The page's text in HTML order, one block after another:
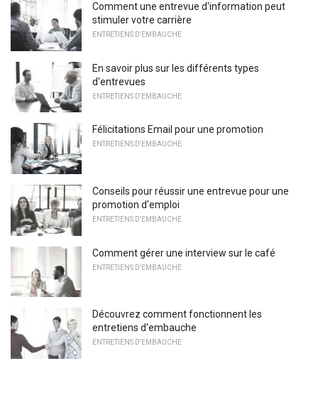
Comment une entrevue d'information peut
stimuler votre carrière
ENTRETIENS D'EMBAUCHE
En savoir plus sur les différents types
d'entrevues
ENTRETIENS D'EMBAUCHE
Félicitations Email pour une promotion
ENTRETIENS D'EMBAUCHE
Conseils pour réussir une entrevue pour une
promotion d'emploi
ENTRETIENS D'EMBAUCHE
Comment gérer une interview sur le café
ENTRETIENS D'EMBAUCHE
Découvrez comment fonctionnent les
entretiens d'embauche
ENTRETIENS D'EMBAUCHE